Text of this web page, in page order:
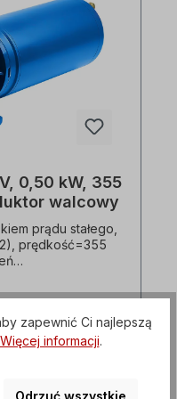
IEC 364, wszelkie
napędem Mogą
technicznych.
instalacji i wersję
0,50 kW, 355
walcowy
prądu stałego,
prędkość=355
(praca
(i)=8,45 Moment
serwisowy
przekładnia
zapewnić Ci najlepszą
Więcej informacji.
Odrzuć wszystkie